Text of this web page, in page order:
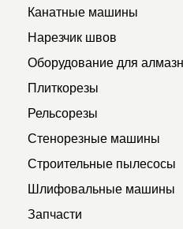
Канатные машины
Нарезчик швов
Оборудование для
Плиткорезы
Рельсорезы
Стенорезные машины
Строительные пылесосы
Шлифовальные машины
Запчасти